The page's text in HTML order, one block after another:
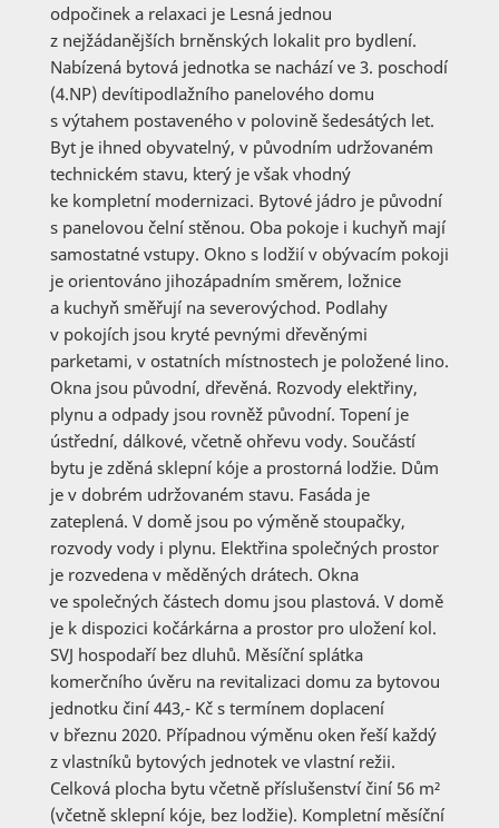
odpočinek a relaxaci je Lesná jednou
z nejžádanějších brněnských lokalit pro bydlení.
Nabízená bytová jednotka se nachází ve 3. poschodí
(4.NP) devítipodlažního panelového domu
s výtahem postaveného v polovině šedesátých let.
Byt je ihned obyvatelný, v původním udržovaném
technickém stavu, který je však vhodný
ke kompletní modernizaci. Bytové jádro je původní
s panelovou čelní stěnou. Oba pokoje i kuchyň mají
samostatné vstupy. Okno s lodžií v obývacím pokoji
je orientováno jihozápadním směrem, ložnice
a kuchyň směřují na severovýchod. Podlahy
v pokojích jsou kryté pevnými dřevěnými
parketami, v ostatních místnostech je položené lino.
Okna jsou původní, dřevěná. Rozvody elektřiny,
plynu a odpady jsou rovněž původní. Topení je
ústřední, dálkové, včetně ohřevu vody. Součástí
bytu je zděná sklepní kóje a prostorná lodžie. Dům
je v dobrém udržovaném stavu. Fasáda je
zateplená. V domě jsou po výměně stoupačky,
rozvody vody i plynu. Elektřina společných prostor
je rozvedena v měděných drátech. Okna
ve společných částech domu jsou plastová. V domě
je k dispozici kočárkárna a prostor pro uložení kol.
SVJ hospodaří bez dluhů. Měsíční splátka
komerčního úvěru na revitalizaci domu za bytovou
jednotku činí 443,- Kč s termínem doplacení
v březnu 2020. Případnou výměnu oken řeší každý
z vlastníků bytových jednotek ve vlastní režii.
Celková plocha bytu včetně příslušenství činí 56 m²
(včetně sklepní kóje, bez lodžie). Kompletní měsíční